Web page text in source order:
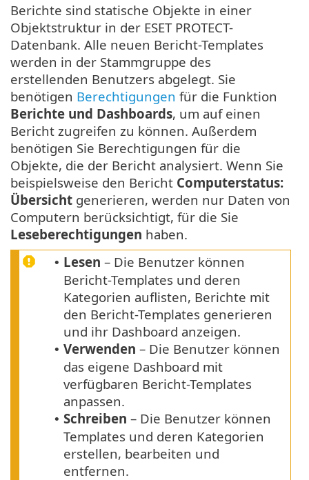
Berichte sind statische Objekte in einer
Objektstruktur in der ESET PROTECT-
Datenbank. Alle neuen Bericht-Templates
werden in der Stammgruppe des
erstellenden Benutzers abgelegt. Sie
benötigen Berechtigungen für die Funktion
Berichte und Dashboards, um auf einen
Bericht zugreifen zu können. Außerdem
benötigen Sie Berechtigungen für die
Objekte, die der Bericht analysiert. Wenn Sie
beispielsweise den Bericht Computerstatus:
Übersicht generieren, werden nur Daten von
Computern berücksichtigt, für die Sie
Leseberechtigungen haben.
• Lesen – Die Benutzer können
Bericht-Templates und deren
Kategorien auflisten, Berichte mit
den Bericht-Templates generieren
und ihr Dashboard anzeigen.
• Verwenden – Die Benutzer können
das eigene Dashboard mit
verfügbaren Bericht-Templates
anpassen.
• Schreiben – Die Benutzer können
Templates und deren Kategorien
erstellen, bearbeiten und
entfernen.